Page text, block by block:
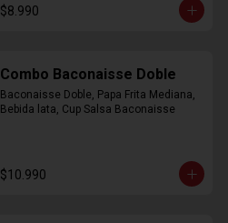
$8.990
Combo Baconaisse Doble
Baconaisse Doble, Papa Frita Mediana,
Bebida lata, Cup Salsa Baconaisse
$10.990